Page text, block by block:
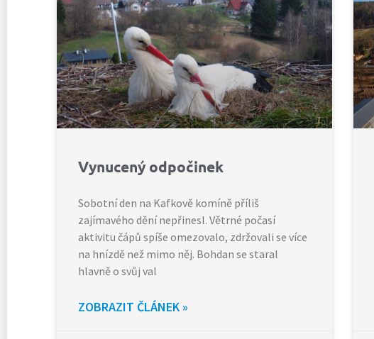
Vynucený odpočinek
Sobotní den na Kafkově komíně příliš
zajímavého dění nepřinesl. Větrné počasí
aktivitu čápů spíše omezovalo, zdržovali se více
na hnízdě než mimo něj. Bohdan se staral
hlavně o svůj val
ZOBRAZIT ČLÁNEK »